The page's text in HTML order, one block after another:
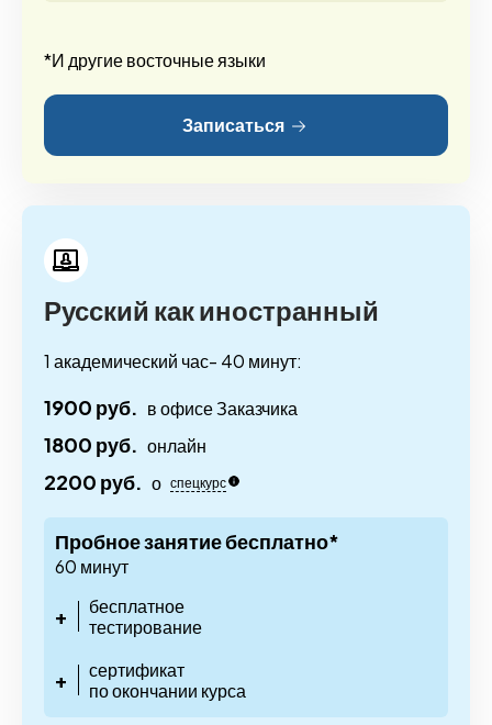
*И другие восточные языки
Записаться
Русский как иностранный
1 академический час- 40 минут:
1900 руб. в офисе Заказчика
1800 руб. онлайн
2200 руб. о спецкурс
Пробное занятие бесплатно*
60 минут
+
бесплатное
тестирование
+
сертификат
по окончании курса